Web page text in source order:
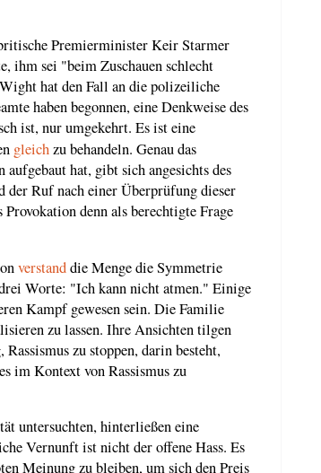
Premierminister Keir Starmer
ihm sei "beim Zuschauen schlecht
hat den Fall an die polizeiliche
haben begonnen, eine Denkweise des
ist, nur umgekehrt. Es ist eine
gleichzu behandeln. Genau das
aufgebaut hat, gibt sich angesichts des
der Ruf nach einer Überprüfung dieser
denn als berechtigte Frage
verstanddie Menge die Symmetrie
Worte: "Ich kann nicht atmen." Einige
Kampf gewesen sein. Die Familie
zu lassen. Ihre Ansichten tilgen
zu stoppen, darin besteht,
im Kontext von Rassismus zu
untersuchten, hinterließen eine
Vernunft ist nicht der offene Hass. Es
Meinung zu bleiben, um sich den Preis